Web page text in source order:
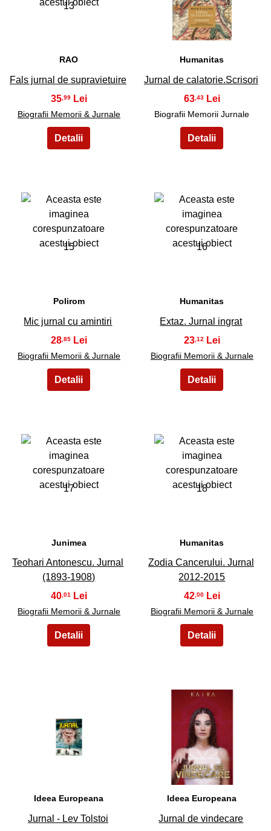
13
RAO
Fals jurnal de supravietuire
35,99
Biografii Memorii & Jurnale
14
Humanitas
Jurnal de calatorie.Scrisori
63 ,43
Biografii Memorii Jurnale
15
Polirom
Mic jurnal cu amintiri
28 ,85
Biografii Memorii & Jurnale
16
Humanitas
Extaz. Jurnal ingrat
23 ,12
Biografii Memorii & Jurnale
17
Junimea
Teohari Antonescu. Jurnal
(1893-1908)
40,01
Biografii Memorii & Jurnale
18
Humanitas
Zodia Cancerului. Jurnal
2012-2015
42 ,00
Biografii Memorii & Jurnale
19
Ideea Europeana
Jurnal - Lev Tolstoi
20
Ideea Europeana
Jurnal de vindecare